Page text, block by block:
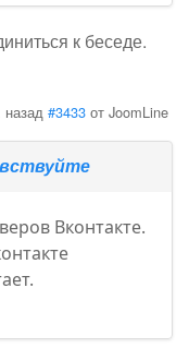
к беседе.
назад #3433 отJoomLine
Вконтакте.